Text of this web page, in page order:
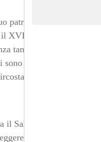
patrimonio
XVII secolo per
tangibile del
oggi luoghi di
Salento. La costa
le città e i